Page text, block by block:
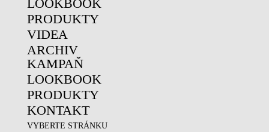
LOOKBOOK
PRODUKTY
VIDEA
ARCHIV
KAMPAŇ
LOOKBOOK
PRODUKTY
KONTAKT
VYBERTE STRÁNKU